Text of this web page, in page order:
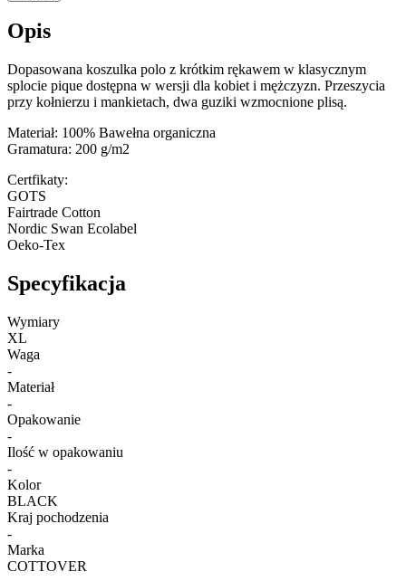
Opis
Dopasowana koszulka polo z krótkim rękawem w klasycznym
splocie pique dostępna w wersji dla kobiet i mężczyzn. Przeszycia
przy kołnierzu i mankietach, dwa guziki wzmocnione plisą.
Materiał: 100% Bawełna organiczna
Gramatura: 200 g/m2
Certfikaty:
GOTS
Fairtrade Cotton
Nordic Swan Ecolabel
Oeko-Tex
Specyfikacja
Wymiary
XL
Waga
-
Materiał
-
Opakowanie
-
Ilość w opakowaniu
-
Kolor
BLACK
Kraj pochodzenia
-
Marka
COTTOVER